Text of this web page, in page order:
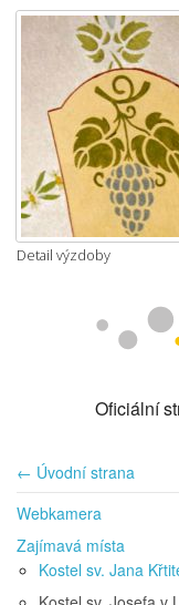
Detail výzdoby
Oficiální
← Úvodní strana
Webkamera
Zajímavá místa
Kostel sv. Jana